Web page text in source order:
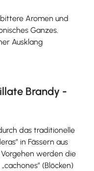
Aromen und
Ganzes.
Ausklang
Brandy -
das traditionelle
in Fässern aus
werden die
(Blöcken)